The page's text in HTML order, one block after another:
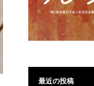
最近の投稿